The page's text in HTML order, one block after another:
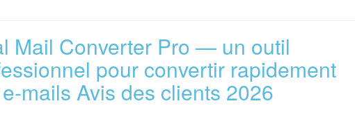
Mail Converter Pro — un outil
pour convertir rapidement
mails Avis des clients 2026